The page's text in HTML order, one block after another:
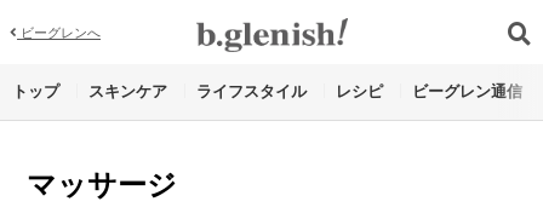
ビーグレンへ
トップ スキンケア ライフスタイル レシピ ビーグレン通信
マッサージ